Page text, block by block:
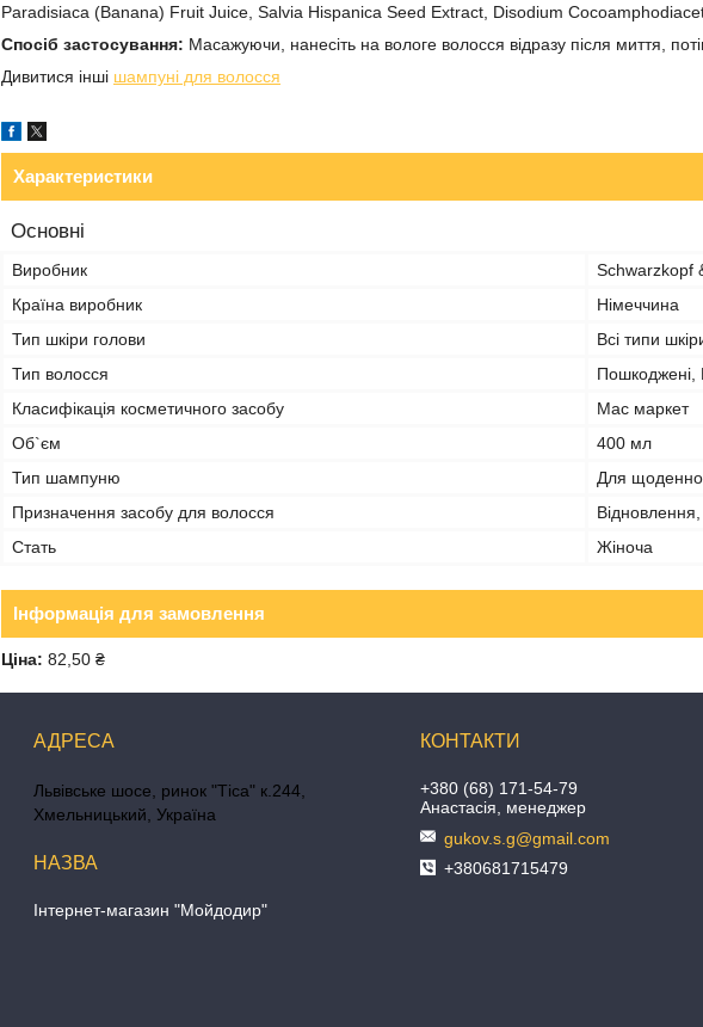
Paradisiaca (Banana) Fruit Juice, Salvia Hispanica Seed Extract, Disodium
Спосіб застосування: Масажуючи, нанесіть на вологе волосся відразу після миття,
Дивитися інші шампуні для волосся
Характеристики
Основні
Виробник
Schwarzkopf
Країна виробник
Німеччина
Тип шкіри голови
Всі типи
Тип волосся
Пошкоджені,
Класифікація косметичного засобу
Мас маркет
Об`єм
400 мл
Тип шампуню
Для
Призначення засобу для волосся
Стать
Жіноча
Інформація для замовлення
Ціна: 82,50 ₴
Львівське шосе, ринок "Тіса" к.244,
Хмельницький, Україна
Інтернет-магазин "Мойдодир"
+380 (68) 171-54-79
Анастасія, менеджер
gukov.s.g@gmail.com
+380681715479